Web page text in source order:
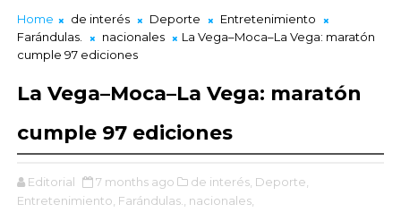
Home de interés Deporte
Entretenimiento
Farándulas.
nacionales
La Vega–Moca–La Vega: maratón
cumple 97 ediciones
La Vega–Moca–La Vega: maratón
cumple 97 ediciones
Editorial 7 months ago de interés, Deporte,
Entretenimiento, Farándulas., nacionales,